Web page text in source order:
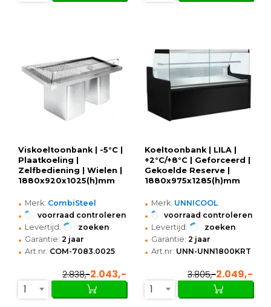
Viskoeltoonbank | -5°C |
Plaatkoeling |
Zelfbediening | Wielen |
1880x920x1025(h)mm
• Merk: CombiSteel
• voorraad controleren
• Levertijd: zoeken
• Garantie: 2 jaar
• Art.nr: COM-7083.0025
2.838,-2.043,-
1
Koeltoonbank | LILA |
+2°C/+8°C | Geforceerd |
Gekoelde Reserve |
1880x975x1285(h)mm
• Merk: UNNICOOL
• voorraad controleren
• Levertijd: zoeken
• Garantie: 2 jaar
• Art.nr: UNN-UNN1800KRT
3.805,-2.049,-
1